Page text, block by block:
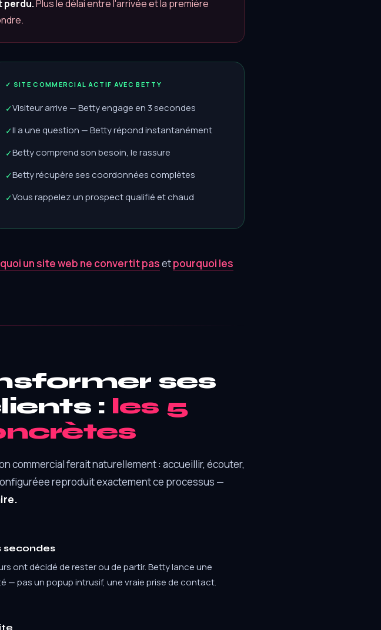
perdu.Plus le délai entre l'arrivée et la première
✓ SITE COMMERCIAL ACTIF AVEC BETTY
✓Visiteur arrive — Betty engage en 3 secondes
✓Il a une question — Betty répond instantanément
✓Betty comprend son besoin, le rassure
✓Betty récupère ses coordonnées complètes
✓Vous rappelez un prospect qualifié et chaud
un site web ne convertit pasetpourquoi les
ses
: les 5
commercial ferait naturellement : accueillir, écouter,
reproduit exactement ce processus —
secondes
ont décidé de rester ou de partir. Betty lance une
pas un popup intrusif, une vraie prise de contact.